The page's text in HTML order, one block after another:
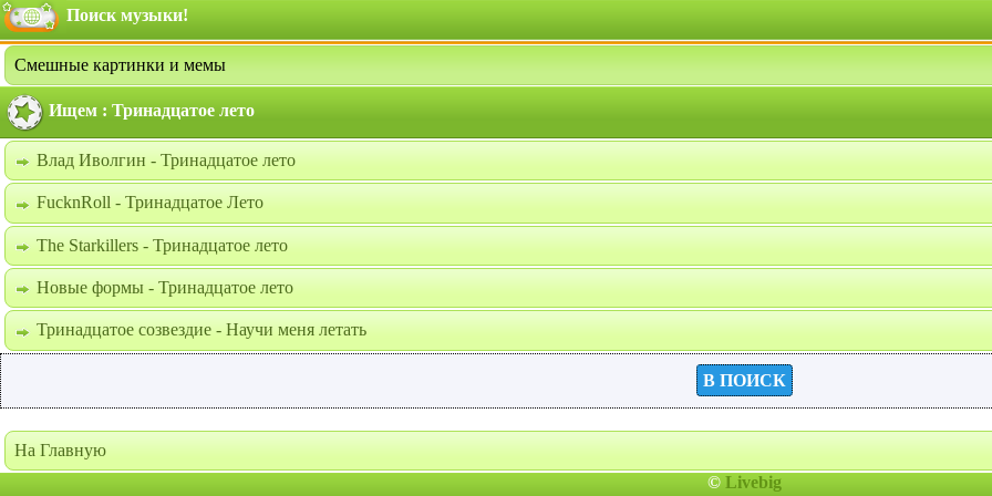
Поиск музыки!
Смешные картинки и мемы
Ищем : Тринадцатое лето
Влад Иволгин - Тринадцатое лето
FucknRoll - Тринадцатое Лето
The Starkillers - Тринадцатое лето
Новые формы - Тринадцатое лето
Тринадцатое созвездие - Научи меня летать
В ПОИСК
На Главную
© Livebig